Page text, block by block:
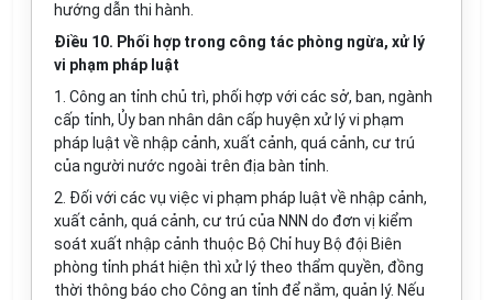
hướng dẫn thi hành.
Điều 10. Phối hợp trong công tác phòng ngừa, xử lý
vi phạm pháp luật
1. Công an tỉnh chủ trì, phối hợp với các sở, ban, ngành
cấp tỉnh, Ủy ban nhân dân cấp huyện xử lý vi phạm
pháp luật về nhập cảnh, xuất cảnh, quá cảnh, cư trú
của người nước ngoài trên địa bàn tỉnh.
2. Đối với các vụ việc vi phạm pháp luật về nhập cảnh,
xuất cảnh, quá cảnh, cư trú của NNN do đơn vị kiểm
soát xuất nhập cảnh thuộc Bộ Chỉ huy Bộ đội Biên
phòng tỉnh phát hiện thì xử lý theo thẩm quyền, đồng
thời thông báo cho Công an tỉnh để nắm, quản lý. Nếu